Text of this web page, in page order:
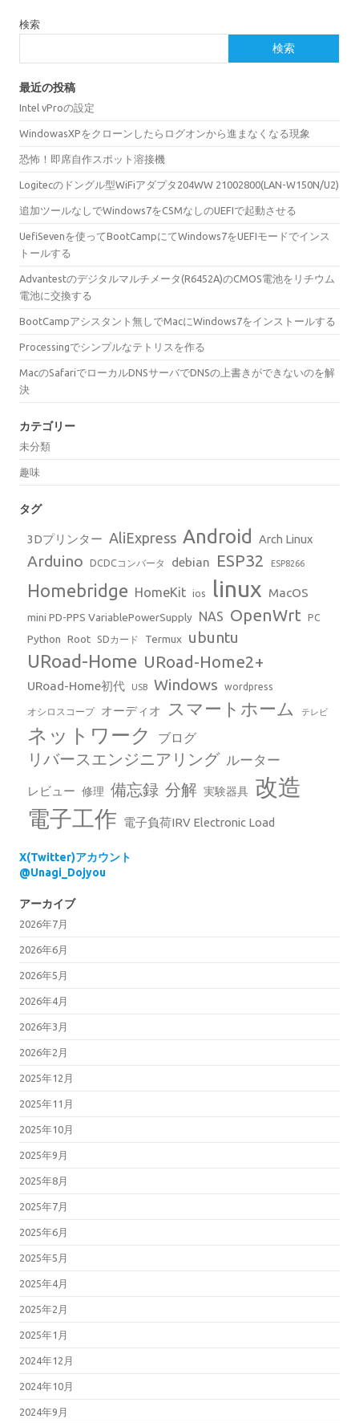
検索
検索
最近の投稿
Intel vProの設定
WindowasXPをクローンしたらログオンから進まなくなる現象
恐怖！即席自作スポット溶接機
Logitecのドングル型WiFiアダプタ204WW 21002800(LAN-W150N/U2)
追加ツールなしでWindows7をCSMなしのUEFIで起動させる
UefiSevenを使ってBootCampにてWindows7をUEFIモードでインス
トールする
Advantestのデジタルマルチメータ(R6452A)のCMOS電池をリチウム
電池に交換する
BootCampアシスタント無しでMacにWindows7をインストールする
Processingでシンプルなテトリスを作る
MacのSafariでローカルDNSサーバでDNSの上書きができないのを解
決
カテゴリー
未分類
趣味
タグ
3Dプリンター AliExpress Android Arch Linux
Arduino DCDCコンバータ debian ESP32 ESP8266
Homebridge HomeKit ios linux MacOS
mini PD-PPS VariablePowerSupply NAS OpenWrt PC
Python Root SDカード Termux ubuntu
URoad-Home URoad-Home2+
URoad-Home初代 USB Windows wordpress
オシロスコープ オーディオ スマートホーム テレビ
ネットワーク ブログ
リバースエンジニアリング ルーター
レビュー 修理 備忘録 分解 実験器具 改造
電子工作 電子負荷IRV Electronic Load
X(Twitter)アカウント
@Unagi_Dojyou
アーカイブ
2026年7月
2026年6月
2026年5月
2026年4月
2026年3月
2026年2月
2025年12月
2025年11月
2025年10月
2025年9月
2025年8月
2025年7月
2025年6月
2025年5月
2025年4月
2025年2月
2025年1月
2024年12月
2024年10月
2024年9月